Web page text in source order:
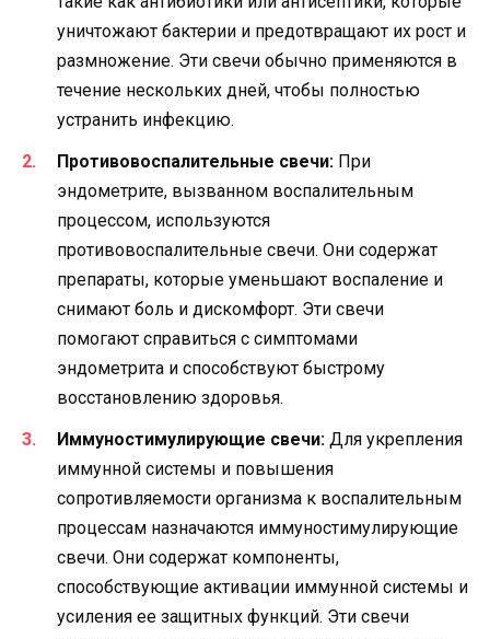
уничтожают бактерии и предотвращают их рост и
размножение. Эти свечи обычно применяются в
течение нескольких дней, чтобы полностью
устранить инфекцию.
Противовоспалительные свечи: При
эндометрите, вызванном воспалительным
процессом, используются
противовоспалительные свечи. Они содержат
препараты, которые уменьшают воспаление и
снимают боль и дискомфорт. Эти свечи
помогают справиться с симптомами
эндометрита и способствуют быстрому
восстановлению здоровья.
Иммуностимулирующие свечи: Для укрепления
иммунной системы и повышения
сопротивляемости организма к воспалительным
процессам назначаются иммуностимулирующие
свечи. Они содержат компоненты,
способствующие активации иммунной системы и
усиления ее защитных функций. Эти свечи